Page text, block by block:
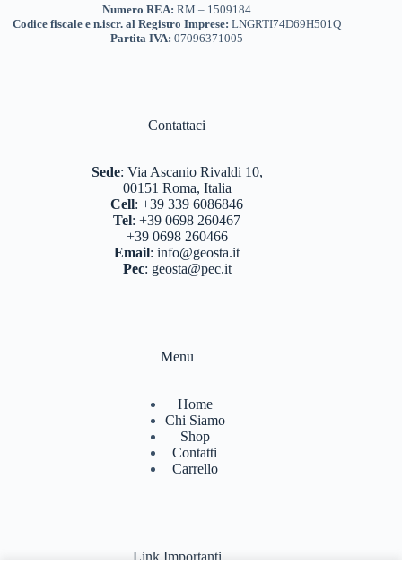
Numero REA:RM – 1509184
Codice fiscale e n.iscr. al Registro Imprese:LNGRTI74D69H501Q
Partita IVA: 07096371005
Contattaci
Sede: Via Ascanio Rivaldi 10,
00151 Roma, Italia
Cell:+39 339 6086846
Tel:+39 0698 260467
+39 0698 260466
Email:info@geosta.it
Pec: geosta@pec.it
Menu
Home
Chi Siamo
Shop
Contatti
Carrello
Link Importanti